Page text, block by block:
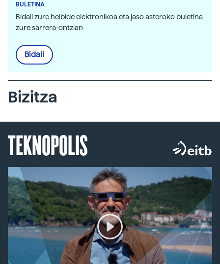
BULETINA
Bidali zure helbide elektronikoa eta jaso asteroko buletina
zure sarrera-ontzian
Bidali
Bizitza
TEKNOPOLIS